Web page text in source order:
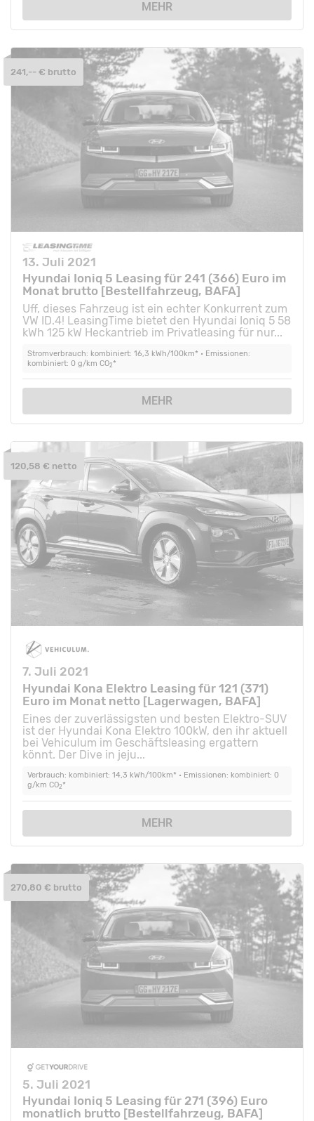
MEHR
13. Juli 2021
Hyundai Ioniq 5 Leasing für 241 (366) Euro im
Monat brutto [Bestellfahrzeug, BAFA]
Uff, dieses Fahrzeug ist ein echter Konkurrent zum
VW ID.4! LeasingTime bietet den Hyundai Ioniq 5 58
kWh 125 kW Heckantrieb im Privatleasing für nur...
Stromverbrauch: kombiniert: 16,3 kWh/100km* • Emissionen:
kombiniert: 0 g/km CO2*
MEHR
241,-- € brutto
7. Juli 2021
Hyundai Kona Elektro Leasing für 121 (371)
Euro im Monat netto [Lagerwagen, BAFA]
Eines der zuverlässigsten und besten Elektro-SUV
ist der Hyundai Kona Elektro 100kW, den ihr aktuell
bei Vehiculum im Geschäftsleasing ergattern
könnt. Der Dive in jeju...
Verbrauch: kombiniert: 14,3 kWh/100km* • Emissionen: kombiniert: 0
g/km CO2*
MEHR
120,58 € netto
5. Juli 2021
Hyundai Ioniq 5 Leasing für 271 (396) Euro
monatlich brutto [Bestellfahrzeug, BAFA]
270,80 € brutto